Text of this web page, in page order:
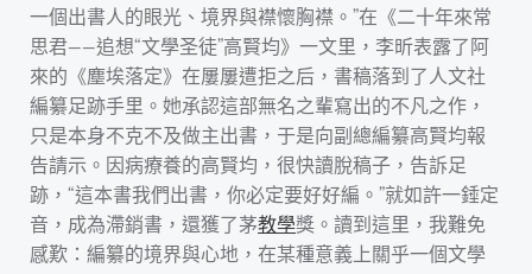
一個出書人的眼光、境界與襟懷胸襟。”在《二十年來常
思君——追想“文學圣徒”高賢均》一文里，李昕表露了阿
來的《塵埃落定》在屢屢遭拒之后，書稿落到了人文社
編纂足跡手里。她承認這部無名之輩寫出的不凡之作，
只是本身不克不及做主出書，于是向副總編纂高賢均報
告請示。因病療養的高賢均，很快讀脫稿子，告訴足
跡，“這本書我們出書，你必定要好好編。”就如許一錘定
音，成為滯銷書，還獲了茅教學獎。讀到這里，我難免
感歎：編纂的境界與心地，在某種意義上關乎一個文學